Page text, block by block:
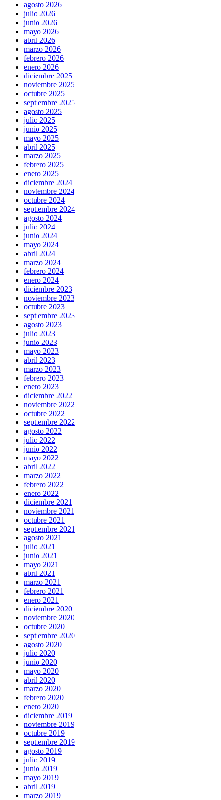
agosto 2026
julio 2026
junio 2026
mayo 2026
abril 2026
marzo 2026
febrero 2026
enero 2026
diciembre 2025
noviembre 2025
octubre 2025
septiembre 2025
agosto 2025
julio 2025
junio 2025
mayo 2025
abril 2025
marzo 2025
febrero 2025
enero 2025
diciembre 2024
noviembre 2024
octubre 2024
septiembre 2024
agosto 2024
julio 2024
junio 2024
mayo 2024
abril 2024
marzo 2024
febrero 2024
enero 2024
diciembre 2023
noviembre 2023
octubre 2023
septiembre 2023
agosto 2023
julio 2023
junio 2023
mayo 2023
abril 2023
marzo 2023
febrero 2023
enero 2023
diciembre 2022
noviembre 2022
octubre 2022
septiembre 2022
agosto 2022
julio 2022
junio 2022
mayo 2022
abril 2022
marzo 2022
febrero 2022
enero 2022
diciembre 2021
noviembre 2021
octubre 2021
septiembre 2021
agosto 2021
julio 2021
junio 2021
mayo 2021
abril 2021
marzo 2021
febrero 2021
enero 2021
diciembre 2020
noviembre 2020
octubre 2020
septiembre 2020
agosto 2020
julio 2020
junio 2020
mayo 2020
abril 2020
marzo 2020
febrero 2020
enero 2020
diciembre 2019
noviembre 2019
octubre 2019
septiembre 2019
agosto 2019
julio 2019
junio 2019
mayo 2019
abril 2019
marzo 2019